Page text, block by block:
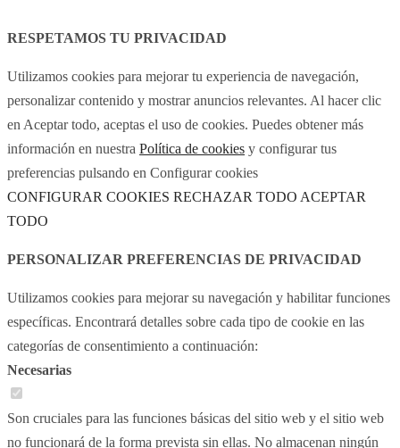
RESPETAMOS TU PRIVACIDAD
Utilizamos cookies para mejorar tu experiencia de navegación,
personalizar contenido y mostrar anuncios relevantes. Al hacer clic
en Aceptar todo, aceptas el uso de cookies. Puedes obtener más
información en nuestra Política de cookies y configurar tus
preferencias pulsando en Configurar cookies
CONFIGURAR COOKIES RECHAZAR TODO ACEPTAR
TODO
PERSONALIZAR PREFERENCIAS DE PRIVACIDAD
Utilizamos cookies para mejorar su navegación y habilitar funciones
específicas. Encontrará detalles sobre cada tipo de cookie en las
categorías de consentimiento a continuación:
Necesarias
Son cruciales para las funciones básicas del sitio web y el sitio web
no funcionará de la forma prevista sin ellas. No almacenan ningún